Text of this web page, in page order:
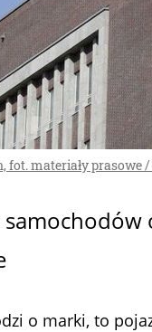
fot. materiały prasowe
o marki, to